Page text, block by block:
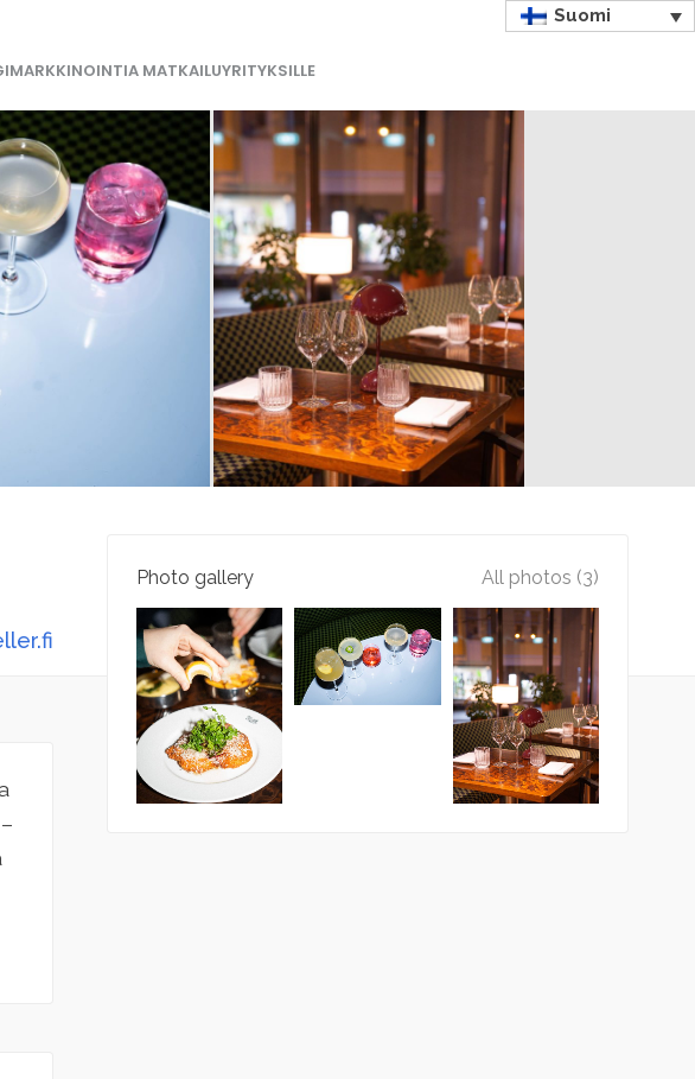
MATKAILUYRITYKSILLE
Suomi
Photo gallery All photos (3)